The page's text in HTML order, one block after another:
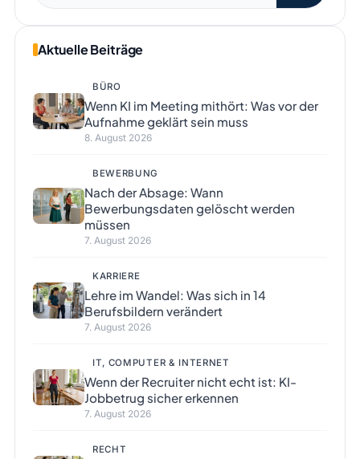
Aktuelle Beiträge
BÜRO
Wenn KI im Meeting mithört: Was vor der
Aufnahme geklärt sein muss
8. August 2026
BEWERBUNG
Nach der Absage: Wann
Bewerbungsdaten gelöscht werden
müssen
7. August 2026
KARRIERE
Lehre im Wandel: Was sich in 14
Berufsbildern verändert
7. August 2026
IT, COMPUTER & INTERNET
Wenn der Recruiter nicht echt ist: KI-
Jobbetrug sicher erkennen
7. August 2026
RECHT